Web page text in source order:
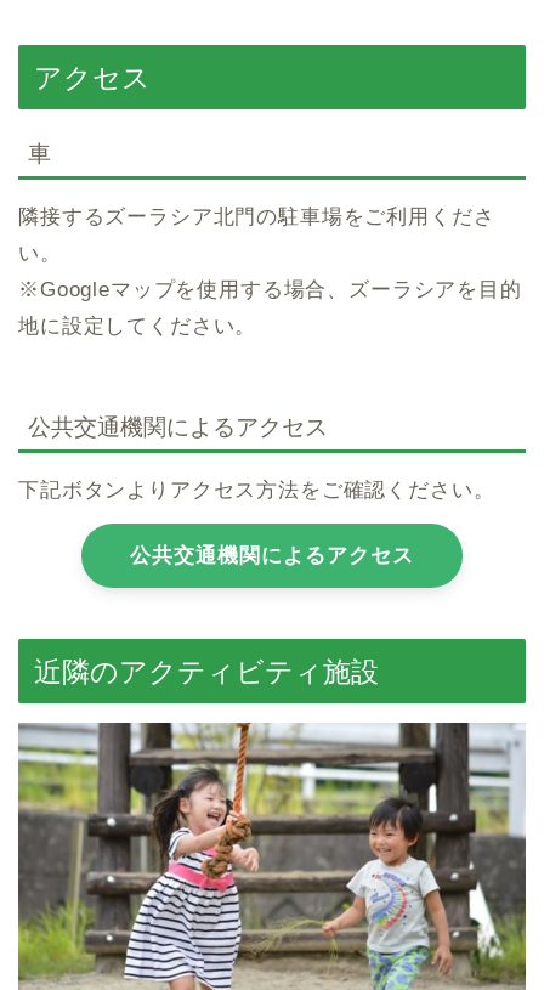
アクセス
車
隣接するズーラシア北門の駐車場をご利用くださ
い。
※Googleマップを使用する場合、ズーラシアを目的
地に設定してください。
公共交通機関によるアクセス
下記ボタンよりアクセス方法をご確認ください。
公共交通機関によるアクセス
近隣のアクティビティ施設